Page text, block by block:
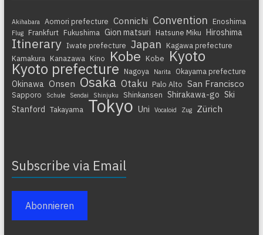
Akihabara Aomori prefecture Connichi Convention Enoshima
Flug Frankfurt Fukushima Gion matsuri Hatsune Miku Hiroshima
Itinerary Iwate prefecture Japan
Kagawa prefecture
Kamakura
Kanazawa Kino Kobe Kobe Kyoto
Kyoto prefecture Nagoya Narita Okayama prefecture
Okinawa Onsen Osaka Otaku Palo Alto San Francisco
Sapporo Schule Sendai Shinjuku Shinkansen Shirakawa-go Ski
Stanford Takayama Tokyo Uni Vocaloid Zug Zürich
Subscribe via Email
Abonnieren